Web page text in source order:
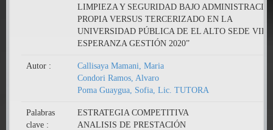
LIMPIEZA Y SEGURIDAD BAJO
PROPIA VERSUS TERCERIZADO EN LA
UNIVERSIDAD PÚBLICA DE EL ALTO SEDE
ESPERANZA GESTIÓN 2020”
Autor :
Callisaya Mamani, Maria
Condori Ramos, Alvaro
Poma Guaygua, Sofia, Lic. TUTORA
Palabras
clave :
ESTRATEGIA COMPETITIVA
ANALISIS DE PRESTACIÓN